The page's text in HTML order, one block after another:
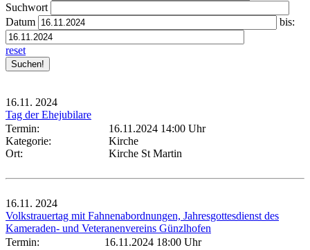
Suchwort
Datum
bis:
reset
16.11. 2024
Tag der Ehejubilare
Termin:
16.11.2024 14:00 Uhr
Kategorie:
Kirche
Ort:
Kirche St Martin
16.11. 2024
Volkstrauertag mit Fahnenabordnungen, Jahresgottesdienst des
Kameraden- und Veteranenvereins Günzlhofen
Termin:
16.11.2024 18:00 Uhr